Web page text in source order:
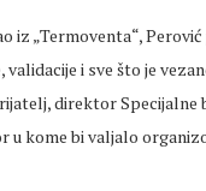
iz „Termoventa“,
i sve što je
direktor Specijalne
u kome bi valjalo